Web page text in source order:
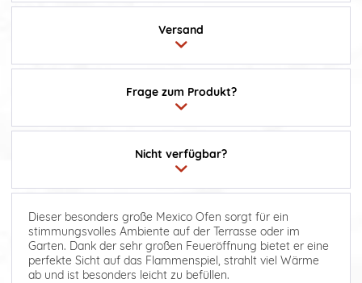
Frage zum Produkt?
Versand
Nicht verfügbar?
Dieser besonders große Mexico Ofen sorgt für ein
stimmungsvolles Ambiente auf der Terrasse oder im
Garten. Dank der sehr großen Feueröffnung bietet er eine
perfekte Sicht auf das Flammenspiel, strahlt viel Wärme
ab und ist besonders leicht zu befüllen.